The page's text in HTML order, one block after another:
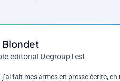
Blondet
éditorial DegroupTest
fait mes armes en presse écrite,